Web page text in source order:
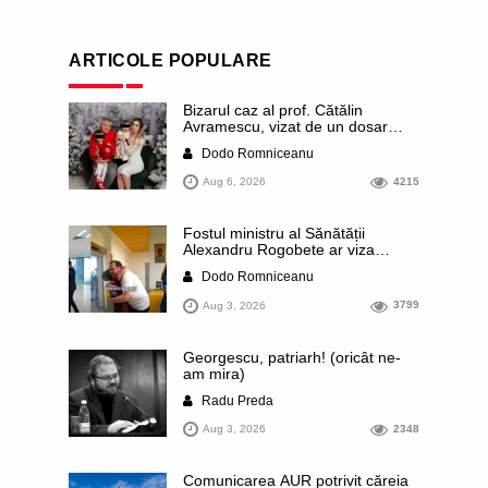
ARTICOLE POPULARE
Bizarul caz al prof. Cătălin
Avramescu, vizat de un dosar
infantilă”. Miroase a execuție
stalinistă. Cea mai imundă parte a
presei publică inclusiv documente
dezvăluite date ultra-personale
ale profesorului, inclusiv
diagnostice și tratamente
Dodo Romniceanu
Aug 6, 2026 4215
Fostul ministru al Sănătății
Alexandru Rogobete ar viza
funcția lui Dominic Fritz de primar
al orașului Timișoara. Pesedistul
publică imagini demne de Coreea
de Nord cu femei din Timișoara
Dodo Romniceanu
Aug 3, 2026 3799
Georgescu, patriarh! (oricât ne-
am mira)
Radu Preda
Aug 3, 2026 2348
Comunicarea AUR potrivit căreia